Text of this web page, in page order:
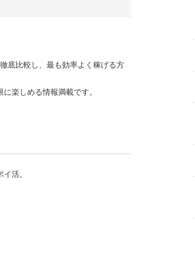
底比較し、最も効率よく稼げる方
楽しめる情報満載です。
活。